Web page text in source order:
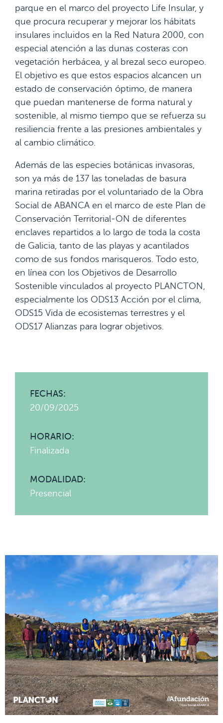
parque en el marco del proyecto Life Insular, y
que procura recuperar y mejorar los hábitats
insulares incluidos en la Red Natura 2000, con
especial atención a las dunas costeras con
vegetación herbácea, y al brezal seco europeo.
El objetivo es que estos espacios alcancen un
estado de conservación óptimo, de manera
que puedan mantenerse de forma natural y
sostenible, al mismo tiempo que se refuerza su
resiliencia frente a las presiones ambientales y
al cambio climático.
Además de las especies botánicas invasoras,
son ya más de 137 las toneladas de basura
marina retiradas por el voluntariado de la Obra
Social de ABANCA en el marco de este Plan de
Conservación Territorial-ON de diferentes
enclaves repartidos a lo largo de toda la costa
de Galicia, tanto de las playas y acantilados
como de sus fondos marisqueros. Todo esto,
en línea con los Objetivos de Desarrollo
Sostenible vinculados al proyecto PLANCTON,
especialmente los ODS13 Acción por el clima,
ODS15 Vida de ecosistemas terrestres y el
ODS17 Alianzas para lograr objetivos.
FECHAS:
20/09/2025
HORARIO:
Finalizada
MODALIDAD:
Presencial